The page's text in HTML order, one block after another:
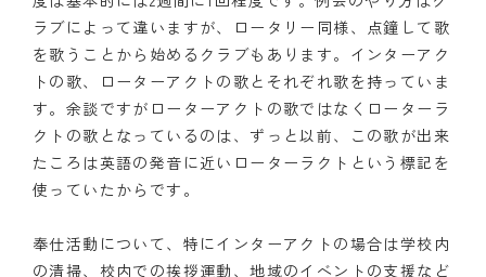
ラブによって違いますが、ロータリー同様、点鐘して歌
を歌うことから始めるクラブもあります。インターアク
トの歌、ローターアクトの歌とそれぞれ歌を持っていま
す。余談ですがローターアクトの歌ではなくローターラ
クトの歌となっているのは、ずっと以前、この歌が出来
たころは英語の発音に近いローターラクトという標記を
使っていたからです。
奉仕活動について、特にインターアクトの場合は学校内
の清掃、校内での挨拶運動、地域のイベントの支援など